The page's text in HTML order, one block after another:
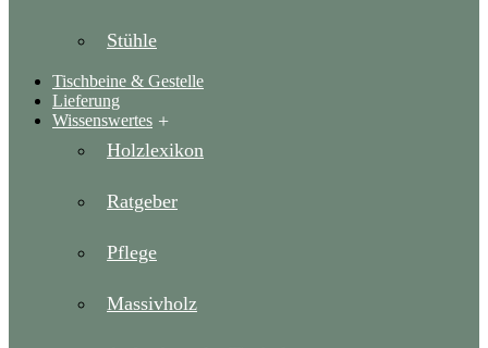
Stühle
Tischbeine & Gestelle
Lieferung
Wissenswertes
Holzlexikon
Ratgeber
Pflege
Massivholz